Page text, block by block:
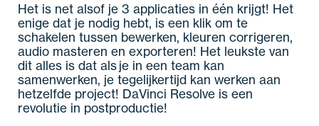
Het is net alsof je 3 applicaties in één krijgt! Het
enige dat je nodig hebt, is een klik om te
schakelen tussen bewerken, kleuren corrigeren,
audio masteren en exporteren! Het leukste van
dit alles is dat als je in een team kan
samenwerken, je tegelijkertijd kan werken aan
hetzelfde project! DaVinci Resolve is een
revolutie in postproductie!